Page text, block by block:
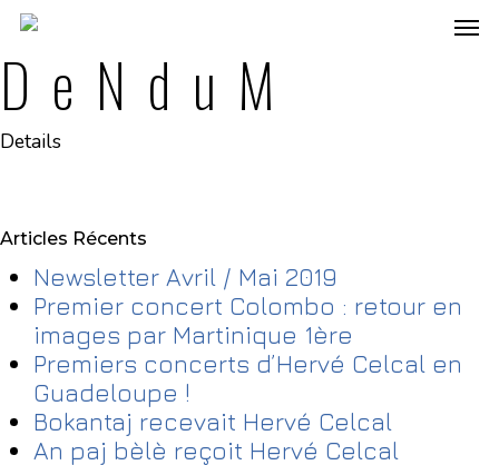
DeNduM
Details
Articles Récents
Newsletter Avril / Mai 2019
Premier concert Colombo : retour en
images par Martinique 1ère
Premiers concerts d’Hervé Celcal en
Guadeloupe !
Bokantaj recevait Hervé Celcal
An paj bèlè reçoit Hervé Celcal